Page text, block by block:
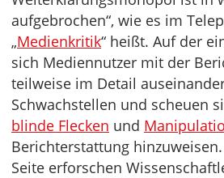
aufgebrochen“, wie es im
„Medienkritik“ heißt. Auf der
sich Mediennutzer mit der
teilweise im Detail
Schwachstellen und scheuen
blinde Flecken und
Berichterstattung
Seite erforschen